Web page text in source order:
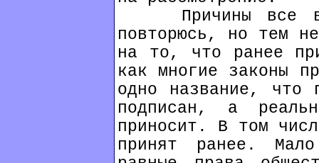
Причины все вы
повторюсь, но тем
на то, что ранее
как многие законы
одно название, что
подписан, а
приносит. В том
принят ранее.